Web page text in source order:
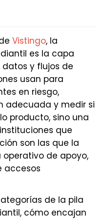
Vistingo, la
es la capa
y flujos de
usan para
en riesgo,
adecuada y medir si
producto, sino una
que
son las que la
de apoyo,
accesos
de la pila
cómo encajan